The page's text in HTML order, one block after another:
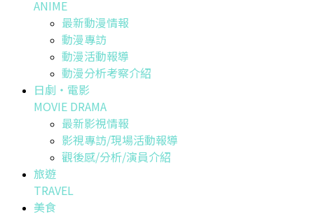
ANIME
最新動漫情報
動漫專訪
動漫活動報導
動漫分析考察介紹
日劇・電影
MOVIE DRAMA
最新影視情報
影視專訪/現場活動報導
觀後感/分析/演員介紹
旅遊
TRAVEL
美食